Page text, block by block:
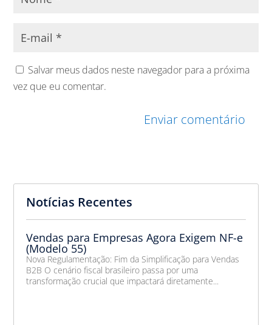
Salvar meus dados neste navegador para a próxima
vez que eu comentar.
Enviar comentário
Notícias Recentes
Vendas para Empresas Agora Exigem NF-e
(Modelo 55)
Nova Regulamentação: Fim da Simplificação para Vendas
B2B O cenário fiscal brasileiro passa por uma
transformação crucial que impactará diretamente...